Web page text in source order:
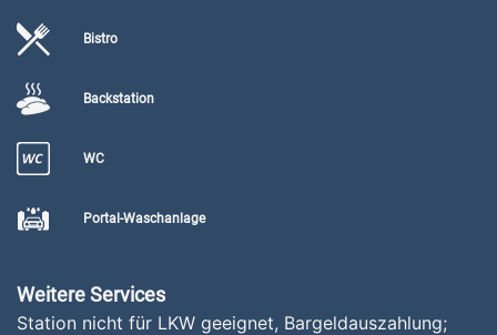
Bistro
Backstation
WC
Portal-Waschanlage
Weitere Services
Station nicht für LKW geeignet, Bargeldauszahlung;